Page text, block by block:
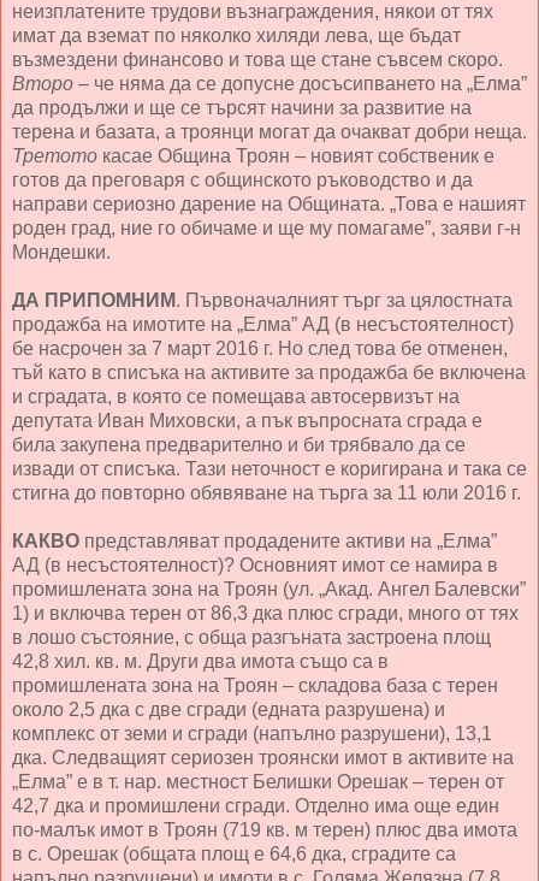
неизплатените трудови възнаграждения, някои от тях
имат да вземат по няколко хиляди лева, ще бъдат
възмездени финансово и това ще стане съвсем скоро.
Второ – че няма да се допусне досъсипването на „Елма”
да продължи и ще се търсят начини за развитие на
терена и базата, а троянци могат да очакват добри неща.
Третото касае Община Троян – новият собственик е
готов да преговаря с общинското ръководство и да
направи сериозно дарение на Общината. „Това е нашият
роден град, ние го обичаме и ще му помагаме”, заяви г-н
Мондешки.
ДА ПРИПОМНИМ. Първоначалният търг за цялостната
продажба на имотите на „Елма” АД (в несъстоятелност)
бе насрочен за 7 март 2016 г. Но след това бе отменен,
тъй като в списъка на активите за продажба бе включена
и сградата, в която се помещава автосервизът на
депутата Иван Миховски, а пък въпросната сграда е
била закупена предварително и би трябвало да се
извади от списъка. Тази неточност е коригирана и така се
стигна до повторно обявяване на търга за 11 юли 2016 г.
КАКВО представляват продадените активи на „Елма”
АД (в несъстоятелност)? Основният имот се намира в
промишлената зона на Троян (ул. „Акад. Ангел Балевски”
1) и включва терен от 86,3 дка плюс сгради, много от тях
в лошо състояние, с обща разгъната застроена площ
42,8 хил. кв. м. Други два имота също са в
промишлената зона на Троян – складова база с терен
около 2,5 дка с две сгради (едната разрушена) и
комплекс от земи и сгради (напълно разрушени), 13,1
дка. Следващият сериозен троянски имот в активите на
„Елма” е в т. нар. местност Белишки Орешак – терен от
42,7 дка и промишлени сгради. Отделно има още един
по-малък имот в Троян (719 кв. м терен) плюс два имота
в с. Орешак (общата площ е 64,6 дка, сградите са